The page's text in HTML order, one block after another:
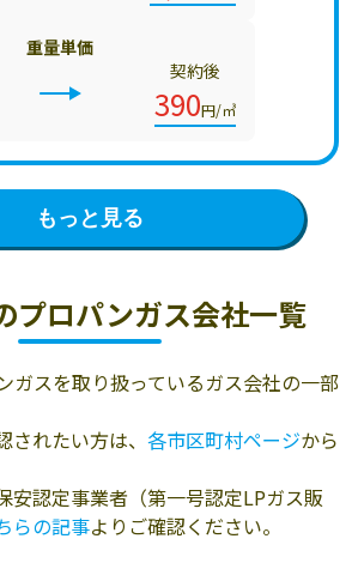
重量単価
契約後
390円/㎥
もっと見る
プロパンガス会社一覧
ガスを取り扱っているガス会社の一部
れたい方は、 各市区町村ページから
安認定事業者（第一号認定LPガス販
らの記事よりご確認ください。